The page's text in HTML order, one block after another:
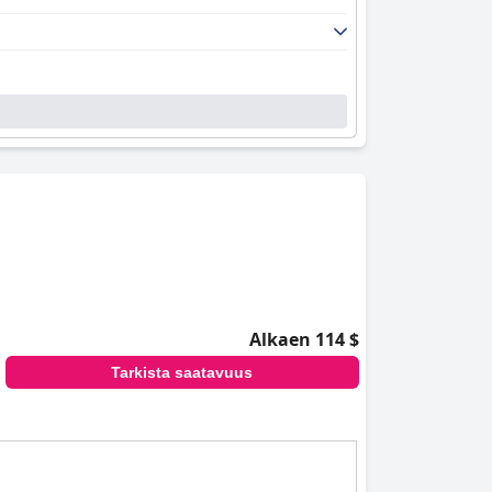
Ominaisuudet, kuten korkeat katot, kauniit
moitteettomasti hoidettuja. Vieraat
palvelu tiettyiltä tiimin jäseniltä,
ja hyvin hoidetuiksi.
yöunia. Hotellin koiraystävällinen
perheille, jotka matkustavat karvaisten
huoneillaan, moitteettomalla
Alkaen 114 $
Tarkista saatavuus